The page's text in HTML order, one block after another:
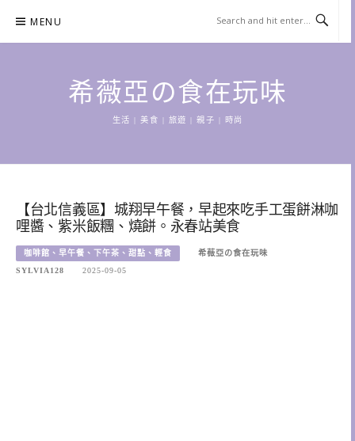
content
MENU
希薇亞の食在玩味
生活 | 美食 | 旅遊 | 親子 | 時尚
【台北信義區】城翔早午餐，早起來吃手工蛋餅淋咖
哩醬、紫米飯糰、燒餅。永春站美食
咖啡館、早午餐、下午茶、甜點、輕食
希薇亞の食在玩味
SYLVIA128
2025-09-05